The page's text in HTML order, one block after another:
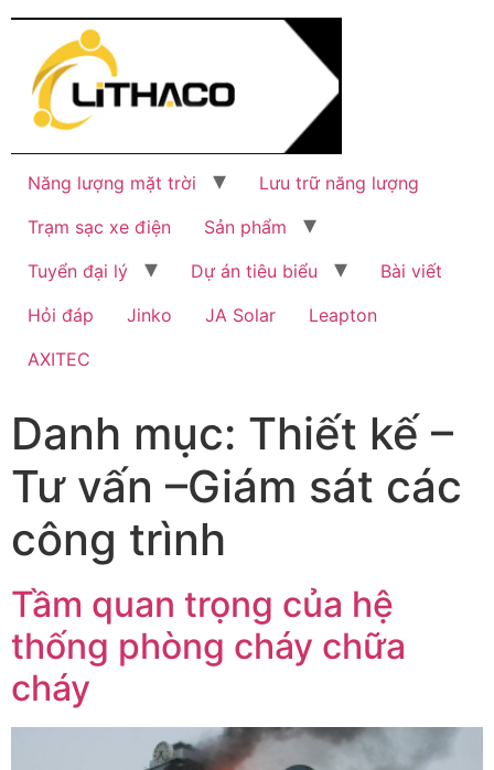
Năng lượng mặt trời
Lưu trữ năng lượng
Trạm sạc xe điện
Sản phẩm
Tuyển đại lý
Dự án tiêu biểu
Bài viết
Hỏi đáp
Jinko JA Solar
Leapton
AXITEC
Danh mục: Thiết kế –
Tư vấn –Giám sát các
công trình
Tầm quan trọng của hệ
thống phòng cháy chữa
cháy